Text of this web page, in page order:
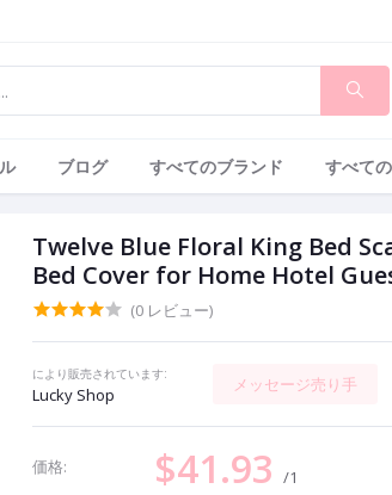
ブログ すべてのブランド すべて
Twelve Blue Floral King Bed
Bed Cover for Home Hotel
(0 レビュー)
により販売されています:
Lucky Shop
メッセージ売り手
価格: $41.93/1